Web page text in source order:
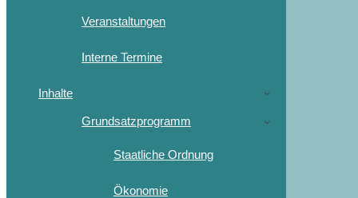
Veranstaltungen
Interne Termine
Inhalte
Grundsatzprogramm
Staatliche Ordnung
Ökonomie